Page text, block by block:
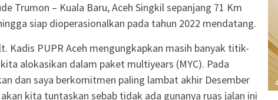
Trumon – Kuala Baru, Aceh Singkil sepanjang 71 Km
siap dioperasionalkan pada tahun 2022 mendatang.
Kadis PUPR Aceh mengungkapkan masih banyak titik-
alokasikan dalam paket multiyears (MYC). Pada
dan saya berkomitmen paling lambat akhir Desember
kita tuntaskan sebab tidak ada gunanya ruas jalan ini